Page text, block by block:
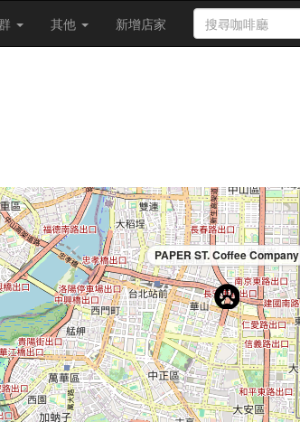
其他 新增店家
PAPER ST. Coffee Company